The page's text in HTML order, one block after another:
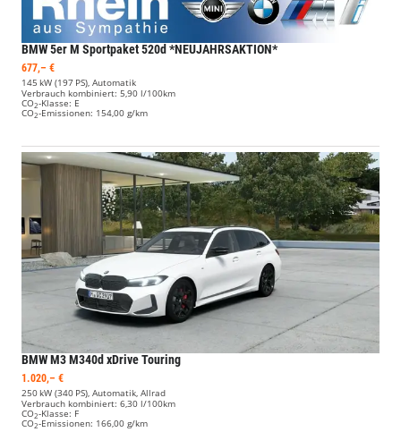
BMW 5erM Sportpaket 520d *NEUJAHRSAKTION*
677,– €
145 kW (197 PS), Automatik
Verbrauch kombiniert: 5,90 l/100km
CO2-Klasse: E
CO2-Emissionen: 154,00 g/km
BMW M3M340d xDrive Touring
1.020,– €
250 kW (340 PS), Automatik, Allrad
Verbrauch kombiniert: 6,30 l/100km
CO2-Klasse: F
CO2-Emissionen: 166,00 g/km